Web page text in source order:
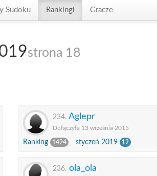
Sudoku Rankingi Gracze
strona 18
234. Aglepr
Dołączyła 13 września 2015
Ranking 1424 styczeń 2019 12
236. ola_ola